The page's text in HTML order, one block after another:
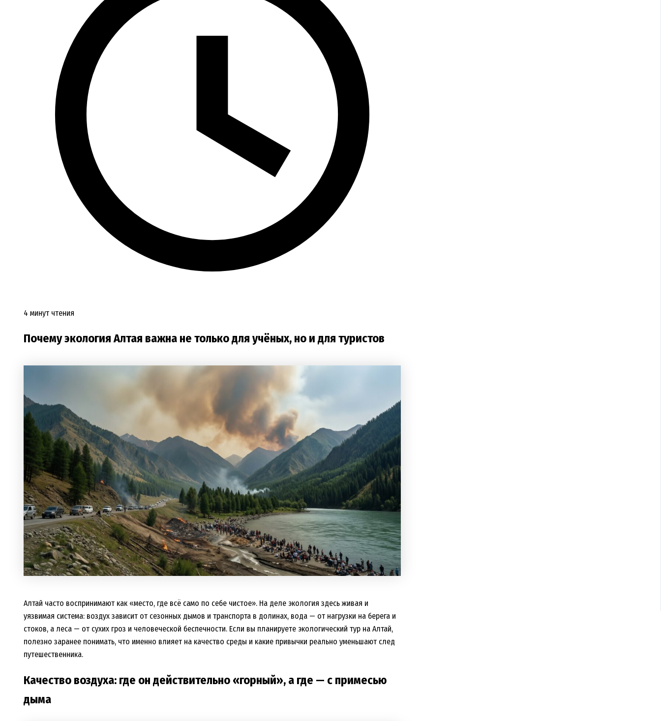
4 минут чтения
Почему экология Алтая важна не только для учёных, но и для туристов
Алтай часто воспринимают как «место, где всё само по себе чистое». На деле экология здесь живая и
уязвимая система: воздух зависит от сезонных дымов и транспорта в долинах, вода — от нагрузки на берега и
стоков, а леса — от сухих гроз и человеческой беспечности. Если вы планируете экологический тур на Алтай,
полезно заранее понимать, что именно влияет на качество среды и какие привычки реально уменьшают след
путешественника.
Качество воздуха: где он действительно «горный», а где — с примесью
дыма